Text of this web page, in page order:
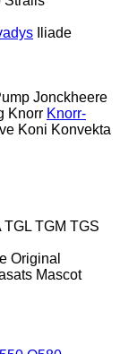
Iliade
Jonckheere
Knorr Knorr-
Koni Konvekta
TGL TGM TGS
Original
Mascot